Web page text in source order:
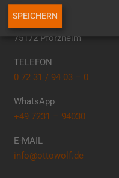
Otto Wolf GmbH
Erasmusstr. 4
75172 Pforzheim
TELEFON
0 72 31 / 94 03 – 0
WhatsApp
+49 7231 – 94030
E-MAIL
info@ottowolf.de
SPEICHERN